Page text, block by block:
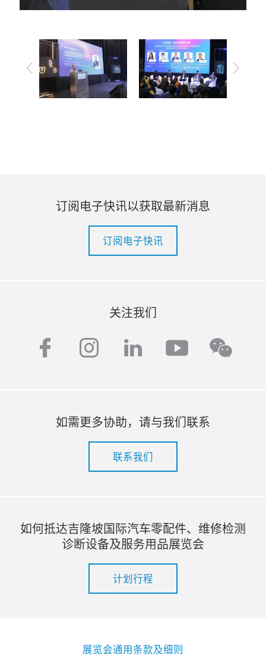
上
下
订阅电子快讯以获取最新消息
订阅电子快讯
关注我们
facebook
instagram
linkedinyoutube
如需更多协助，请与我们联系
联系我们
如何抵达吉隆坡国际汽车零配件、维修检测
诊断设备及服务用品展览会
计划行程
展览会通用条款及细则